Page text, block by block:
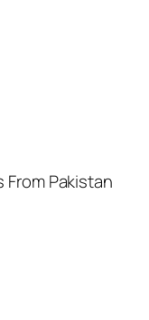
Pakistan